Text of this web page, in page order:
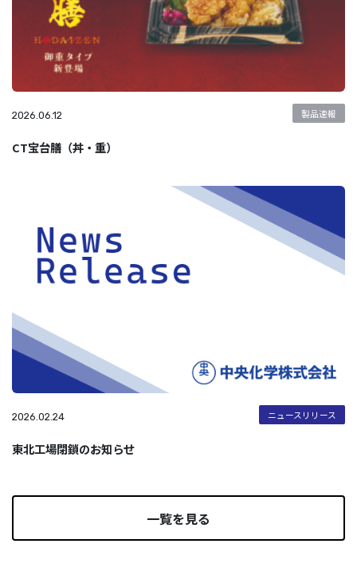
2026.06.12 製品速報
CT宝台膳（丼・重）
2026.02.24 ニュースリリース
東北工場閉鎖のお知らせ
一覧を見る